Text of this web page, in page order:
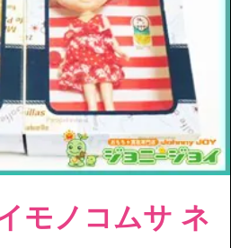
モノコムサ ネ